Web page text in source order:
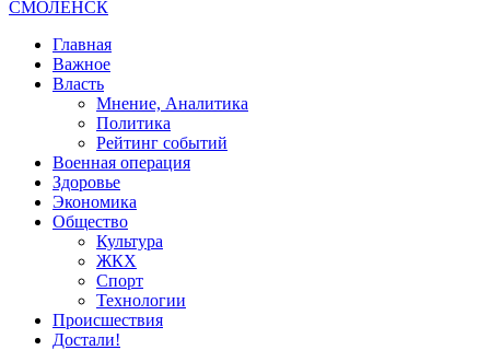
СМОЛЕНСК
Главная
Важное
Власть
Мнение, Аналитика
Политика
Рейтинг событий
Военная операция
Здоровье
Экономика
Общество
Культура
ЖКХ
Спорт
Технологии
Происшествия
Достали!